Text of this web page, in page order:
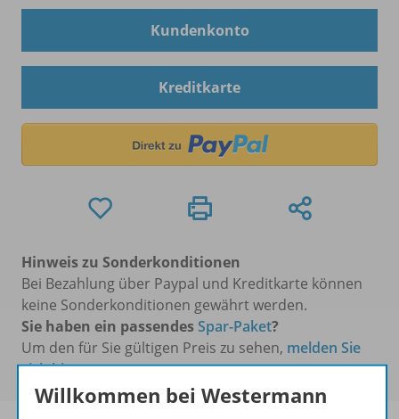
Kundenkonto
Kreditkarte
Hinweis zu Sonderkonditionen
Bei Bezahlung über Paypal und Kreditkarte können
keine Sonderkonditionen gewährt werden.
Sie haben ein passendesSpar-Paket?
Um den für Sie gültigen Preis zu sehen, melden Sie
sich bitte an.
Willkommen bei Westermann